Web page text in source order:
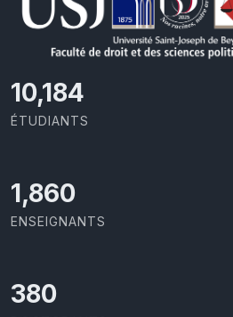
11,418
ÉTUDIANTS
2,086
ENSEIGNANTS
426